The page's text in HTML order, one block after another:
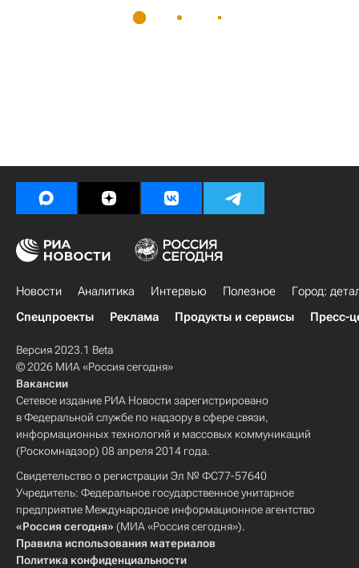
Новости Аналитика Интервью Полезное
Город:
Спецпроекты
Реклама Продукты и сервисы Пресс-
Версия 2023.1 Beta
© 2026 МИА «Россия сегодня»
Вакансии
Сетевое издание РИА Новости зарегистрировано
в Федеральной службе по надзору в сфере связи,
информационных технологий и массовых коммуникаций
(Роскомнадзор) 08 апреля 2014 года.
Свидетельство о регистрации Эл № ФС77-57640
Учредитель: Федеральное государственное унитарное
предприятие Международное информационное агентство
«Россия сегодня» (МИА «Россия сегодня»).
Правила использования материалов
Политика конфиденциальности